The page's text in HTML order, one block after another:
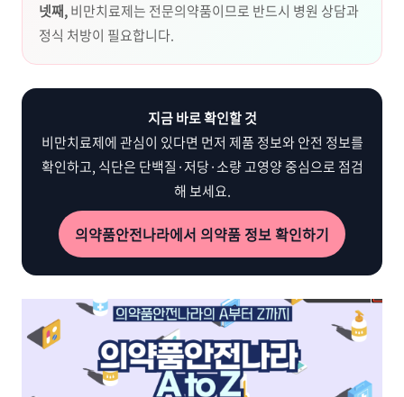
넷째,비만치료제는 전문의약품이므로 반드시 병원 상담과
정식 처방이 필요합니다.
지금 바로 확인할 것
비만치료제에 관심이 있다면 먼저 제품 정보와 안전 정보를
확인하고, 식단은 단백질·저당·소량 고영양 중심으로 점검
해 보세요.
의약품안전나라에서 의약품 정보 확인하기